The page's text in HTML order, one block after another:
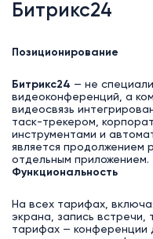
Битрикс24
Позиционирование
Битрикс24 — не
видеоконференций, а
видеосвязь
таск-трекером,
инструментами и
является продолжением
отдельным приложением.
Функциональность
На всех тарифах,
экрана, запись встречи,
тарифах — конференции